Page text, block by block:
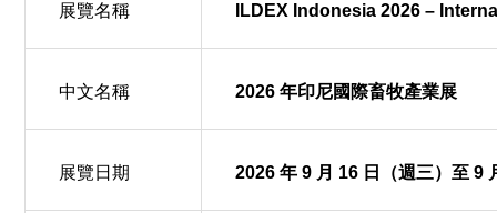
展覽名稱 ILDEX Indonesia 2026 –
中文名稱 2026 年印尼國際畜牧產業展
展覽日期 2026 年 9 月 16 日（週三）至 9